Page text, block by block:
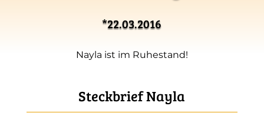
*22.03.2016
Nayla ist im Ruhestand!
Steckbrief Nayla